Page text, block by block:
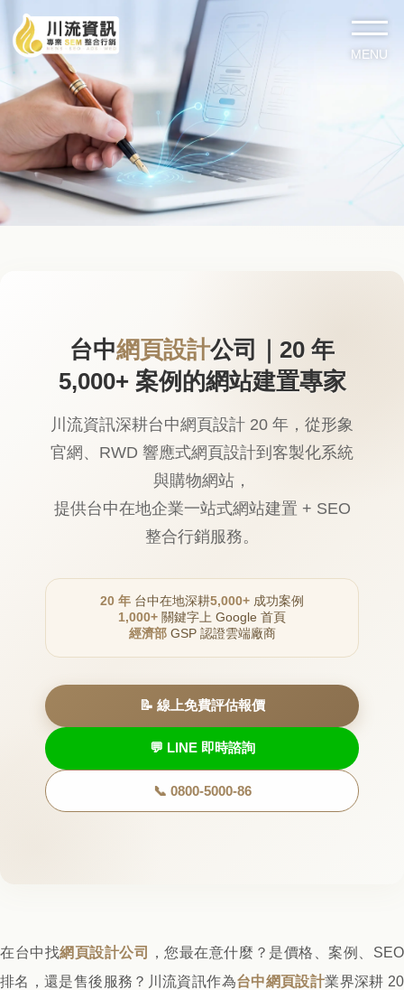
台中網頁設計公司｜20 年
5,000+ 案例的網站建置專家
川流資訊深耕台中網頁設計 20 年，從形象
官網、RWD 響應式網頁設計到客製化系統
與購物網站，
提供台中在地企業一站式網站建置 + SEO
整合行銷服務。
20 年 台中在地深耕5,000+ 成功案例
1,000+ 關鍵字上 Google 首頁
經濟部GSP 認證雲端廠商
📝 線上免費評估報價
💬 LINE 即時諮詢
📞 0800-5000-86
在台中找網頁設計公司
，您最在意什麼？是價格、案例、SEO
排名，還是售後服務？川流資訊作為台中網頁設計業界深耕 20